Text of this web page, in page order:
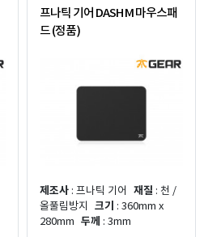
프나틱 기어 DASH M 마우스패
드 (정품)
제조사 : 프나틱 기어 재질 : 천 /
올풀림방지 크기 : 360mm x
280mm 두께 : 3mm